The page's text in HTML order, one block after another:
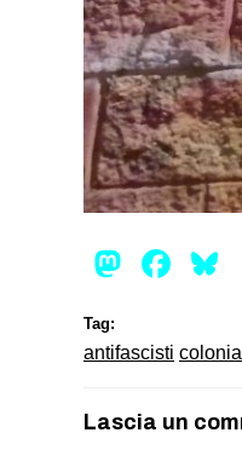
Tag:
antifascisti
Lascia un